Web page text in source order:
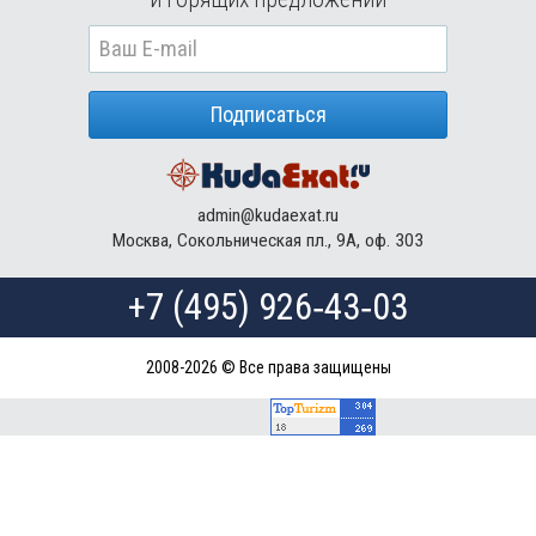
Туры в Кубу в августе
Туры в Доминиканская Республика
Туры в Грецию в августе
Туры в Мальдивы в августе
Туры в Маврикий в августе
Подписаться
admin@kudaexat.ru
Москва, Сокольническая пл., 9А, оф. 303
+7 (495) 926‑43‑03
2008-2026 © Все права защищены